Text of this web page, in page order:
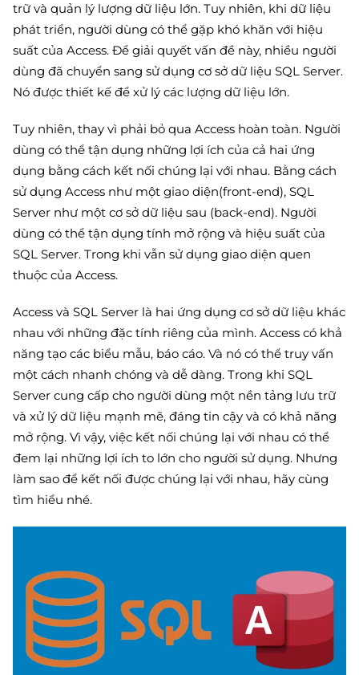
trữ và quản lý lượng dữ liệu lớn. Tuy nhiên, khi dữ liệu
phát triển, người dùng có thể gặp khó khăn với hiệu
suất của Access. Để giải quyết vấn đề này, nhiều người
dùng đã chuyển sang sử dụng cơ sở dữ liệu SQL Server.
Nó được thiết kế để xử lý các lượng dữ liệu lớn.
Tuy nhiên, thay vì phải bỏ qua Access hoàn toàn. Người
dùng có thể tận dụng những lợi ích của cả hai ứng
dụng bằng cách kết nối chúng lại với nhau. Bằng cách
sử dụng Access như một giao diện(front-end), SQL
Server như một cơ sở dữ liệu sau (back-end). Người
dùng có thể tận dụng tính mở rộng và hiệu suất của
SQL Server. Trong khi vẫn sử dụng giao diện quen
thuộc của Access.
Access và SQL Server là hai ứng dụng cơ sở dữ liệu khác
nhau với những đặc tính riêng của mình. Access có khả
năng tạo các biểu mẫu, báo cáo. Và nó có thể truy vấn
một cách nhanh chóng và dễ dàng. Trong khi SQL
Server cung cấp cho người dùng một nền tảng lưu trữ
và xử lý dữ liệu mạnh mẽ, đáng tin cậy và có khả năng
mở rộng. Vì vậy, việc kết nối chúng lại với nhau có thể
đem lại những lợi ích to lớn cho người sử dụng. Nhưng
làm sao để kết nối được chúng lại với nhau, hãy cùng
tìm hiểu nhé.